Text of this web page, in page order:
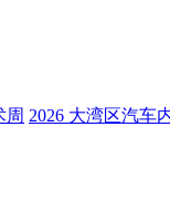
周 2026 大湾区汽车